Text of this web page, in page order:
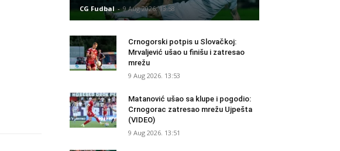
CG Fudbal - 9 Aug 2026. 13:58
Crnogorski potpis u Slovačkoj:
Mrvaljević ušao u finišu i zatresao
mrežu
9 Aug 2026. 13:53
Matanović ušao sa klupe i pogodio:
Crnogorac zatresao mrežu Ujpešta
(VIDEO)
9 Aug 2026. 13:51